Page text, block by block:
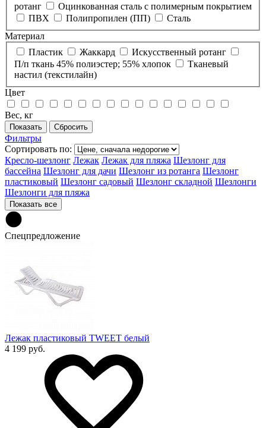
ротанг
Оцинкованная сталь с полимерным покрытием
ПВХ
Полипропилен (ПП)
Сталь
Материал
Пластик
Жаккард
Искусственный ротанг
П/п ткань 45% полиэстер; 55% хлопок
Тканевый
настил (текстилайн)
Цвет
Вес, кг
Фильтры
Сортировать по:
Кресло-шезлонг Лежак Лежак для пляжа Шезлонг для
бассейна Шезлонг для дачи Шезлонг из ротанга Шезлонг
пластиковый Шезлонг садовый Шезлонг складной Шезлонги
Шезлонги для пляжа
Показать все
Спецпредложение
Лежак пластиковый TWEET белый
4 199 руб.